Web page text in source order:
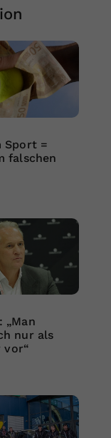
Sport =
falschen
„Man
nur als
vor“